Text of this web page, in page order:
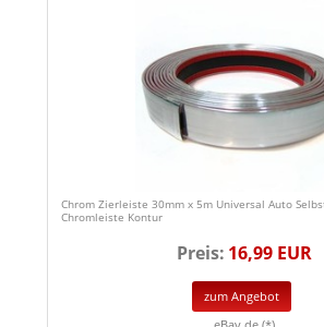
Chrom Zierleiste 30mm x 5m Universal Auto
Chromleiste Kontur
Preis: 16,99 EUR
zum Angebot